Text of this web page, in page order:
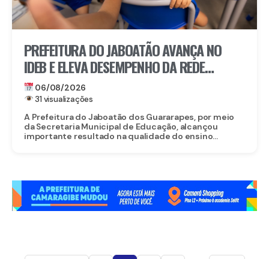
PREFEITURA DO JABOATÃO AVANÇA NO
IDEB E ELEVA DESEMPENHO DA REDE
MUNICIPAL DE ENSINO
06/08/2026
31 visualizações
A Prefeitura do Jaboatão dos Guararapes, por meio
da Secretaria Municipal de Educação, alcançou
importante resultado na qualidade do ensino...